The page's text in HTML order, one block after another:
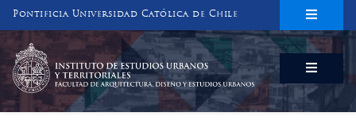
Pontificia Universidad Católica de Chile
INSTITUTO DE ESTUDIOS URBANOS
Y TERRITORIALES